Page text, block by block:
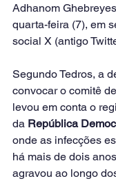
Adhanom
quarta-feira (7), em
social X (antigo
Segundo Tedros, a
convocar o comitê
levou em conta o
da República
onde as infecções
há mais de dois
agravou ao longo